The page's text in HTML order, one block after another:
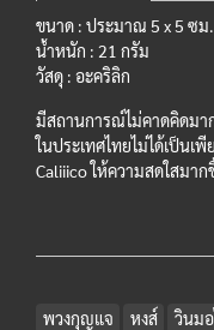
ขนาด : ประมาณ 5 x 5 ซม.
น้ำหนัก : 21 กรัม
วัสดุ : อะคริลิก
มีสถานการณ์ไม่คาดคิดมา
ในประเทศไทยไม่ได้เป็นเ
Caliiico ให้ความสดใสมา
พวงกุญแจ หงส์ วินม